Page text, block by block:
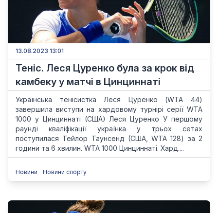
13.08.2023 13:01
Теніс. Леся Цуренко була за крок від
камбеку у матчі в Цинциннаті
Українська тенісистка Леся Цуренко (WTA 44)
завершила виступи на хардовому турнірі серії WTA
1000 у Цинциннаті (США) Леся Цуренко У першому
раунді кваліфікації українка у трьох сетах
поступилася Тейлор Таунсенд (США, WTA 128) за 2
години та 6 хвилин. WTA 1000 Цинциннаті. Хард....
Новини Новини спорту